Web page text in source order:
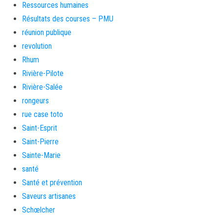
Ressources humaines
Résultats des courses – PMU
réunion publique
revolution
Rhum
Rivière-Pilote
Rivière-Salée
rongeurs
rue case toto
Saint-Esprit
Saint-Pierre
Sainte-Marie
santé
Santé et prévention
Saveurs artisanes
Schœlcher